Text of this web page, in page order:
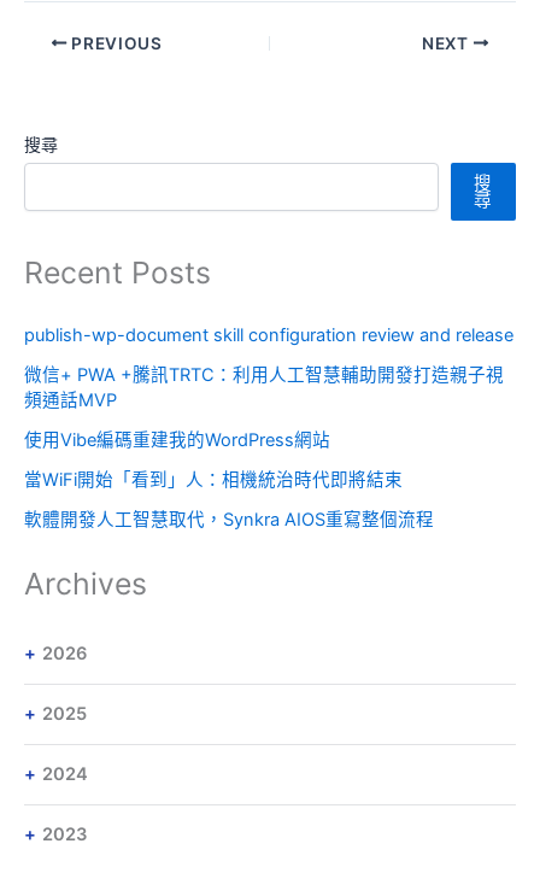
PREVIOUS NEXT
搜尋
搜
尋
Recent Posts
publish-wp-document skill configuration review and release
微信+ PWA +騰訊TRTC：利用人工智慧輔助開發打造親子視
頻通話MVP
使用Vibe編碼重建我的WordPress網站
當WiFi開始「看到」人：相機統治時代即將結束
軟體開發人工智慧取代，Synkra AIOS重寫整個流程
Archives
2026
2025
2024
2023